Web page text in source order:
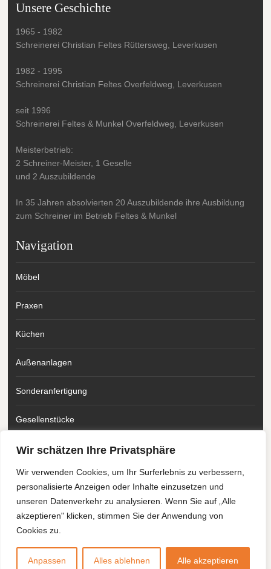
Wir schätzen Ihre Privatsphäre
Wir verwenden Cookies, um Ihr Surferlebnis zu verbessern,
personalisierte Anzeigen oder Inhalte einzusetzen und
unseren Datenverkehr zu analysieren. Wenn Sie auf „Alle
akzeptieren" klicken, stimmen Sie der Anwendung von
Cookies zu.
Anpassen Alles ablehnen Alle akzeptieren
Unsere Geschichte
1965 - 1982
Schreinerei Christian Feltes Rüttersweg, Leverkusen
1982 - 1995
Schreinerei Christian Feltes Overfeldweg, Leverkusen
seit 1996
Schreinerei Feltes & Munkel Overfeldweg, Leverkusen
Meisterbetrieb:
2 Schreiner-Meister, 1 Geselle
und 2 Auszubildende
In 35 Jahren absolvierten 20 Auszubildende ihre Ausbildung
zum Schreiner im Betrieb Feltes & Munkel
Navigation
Möbel
Praxen
Küchen
Außenanlagen
Sonderanfertigung
Gesellenstücke
Please follow & like us :)
DATENSCHUTZ| DISCLAIMER|AGB